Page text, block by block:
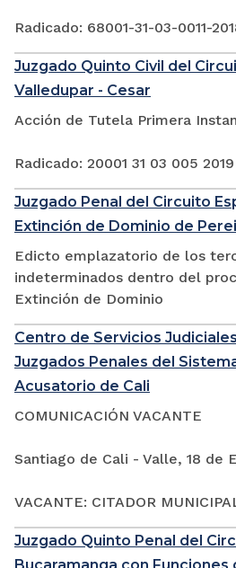
Radicado: 68001-31-03-0011-
Juzgado Quinto Civil del
Valledupar - Cesar
Acción de Tutela Primera
Radicado: 20001 31 03 005
Juzgado Penal del Circuito
Extinción de Dominio de
Edicto emplazatorio de los
indeterminados dentro del
Extinción de Dominio
Centro de Servicios
Juzgados Penales del
Acusatorio de Cali
COMUNICACIÓN VACANTE
Santiago de Cali - Valle, 18 de
VACANTE: CITADOR
Juzgado Quinto Penal del